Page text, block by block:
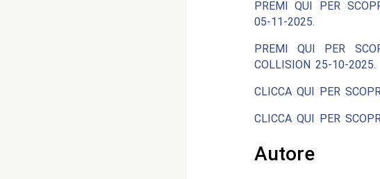
PREMI QUI PER
05-11-2025.
PREMI QUI PER
COLLISION 25-10-2025.
CLICCA QUI PER
CLICCA QUI PER
Autore